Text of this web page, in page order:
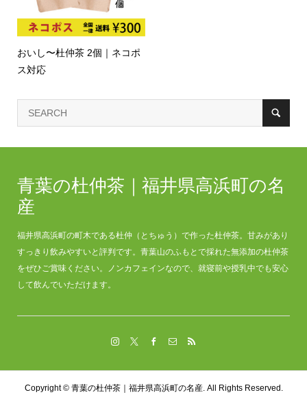
おいし〜杜仲茶 2個｜ネコポ
ス対応
青葉の杜仲茶｜福井県高浜町の名
産
福井県高浜町の町木である杜仲（とちゅう）で作った杜仲茶。甘みがあり
すっきり飲みやすいと評判です。青葉山のふもとで採れた無添加の杜仲茶
をぜひご賞味ください。ノンカフェインなので、就寝前や授乳中でも安心
して飲んでいただけます。
Copyright ©青葉の杜仲茶｜福井県高浜町の名産. All Rights Reserved.